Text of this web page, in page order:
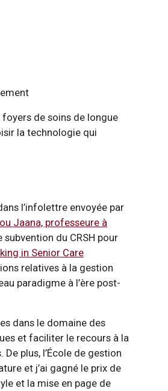
de soins de longue
la technologie qui
l’infolettre envoyée par
Jaana, professeure à
du CRSH pour
in Senior Care
relatives à la gestion
paradigme à l’ère post-
dans le domaine des
et faciliter le recours à la
plus, l’École de gestion
et j’ai gagné le prix de
et la mise en page de